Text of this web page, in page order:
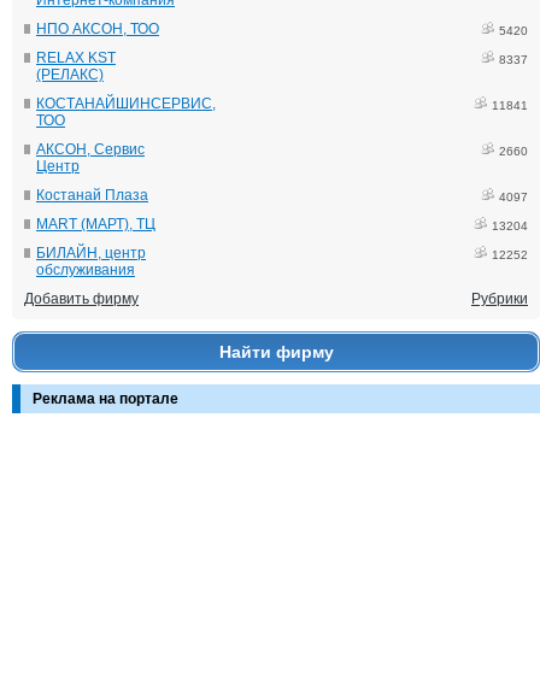
НПО АКСОН, ТОО 5420
RELAX KST
(РЕЛАКС)
8337
КОСТАНАЙШИНСЕРВИС,
ТОО
11841
АКСОН, Сервис
Центр
2660
Костанай Плаза 4097
MART (МАРТ), ТЦ 13204
БИЛАЙН, центр
обслуживания
12252
Добавить фирму Рубрики
Найти фирму
Реклама на портале